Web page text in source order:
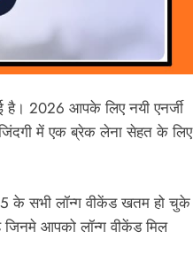
है। 2026 आपके लिए नयी एनर्जी
में एक ब्रेक लेना सेहत के लिए
के सभी लॉन्ग वीकेंड खतम हो चुके
आपको लॉन्ग वीकेंड मिल